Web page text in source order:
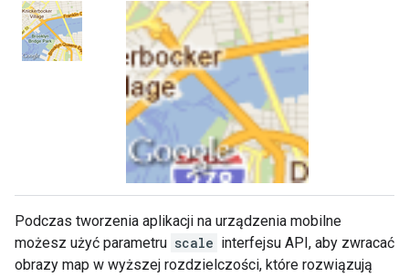
Podczas tworzenia aplikacji na urządzenia mobilne
możesz użyć parametru scale interfejsu API, aby zwracać
obrazy map w wyższej rozdzielczości, które rozwiązują